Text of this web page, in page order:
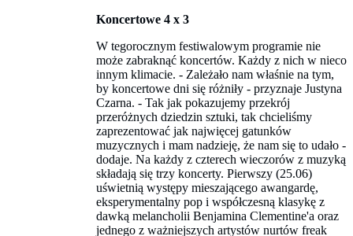
Koncertowe 4 x 3
W tegorocznym festiwalowym programie nie
może zabraknąć koncertów. Każdy z nich w nieco
innym klimacie. - Zależało nam właśnie na tym,
by koncertowe dni się różniły - przyznaje Justyna
Czarna. - Tak jak pokazujemy przekrój
przeróżnych dziedzin sztuki, tak chcieliśmy
zaprezentować jak najwięcej gatunków
muzycznych i mam nadzieję, że nam się to udało -
dodaje. Na każdy z czterech wieczorów z muzyką
składają się trzy koncerty. Pierwszy (25.06)
uświetnią występy mieszającego awangardę,
eksperymentalny pop i współczesną klasykę z
dawką melancholii Benjamina Clementine'a oraz
jednego z ważniejszych artystów nurtów freak